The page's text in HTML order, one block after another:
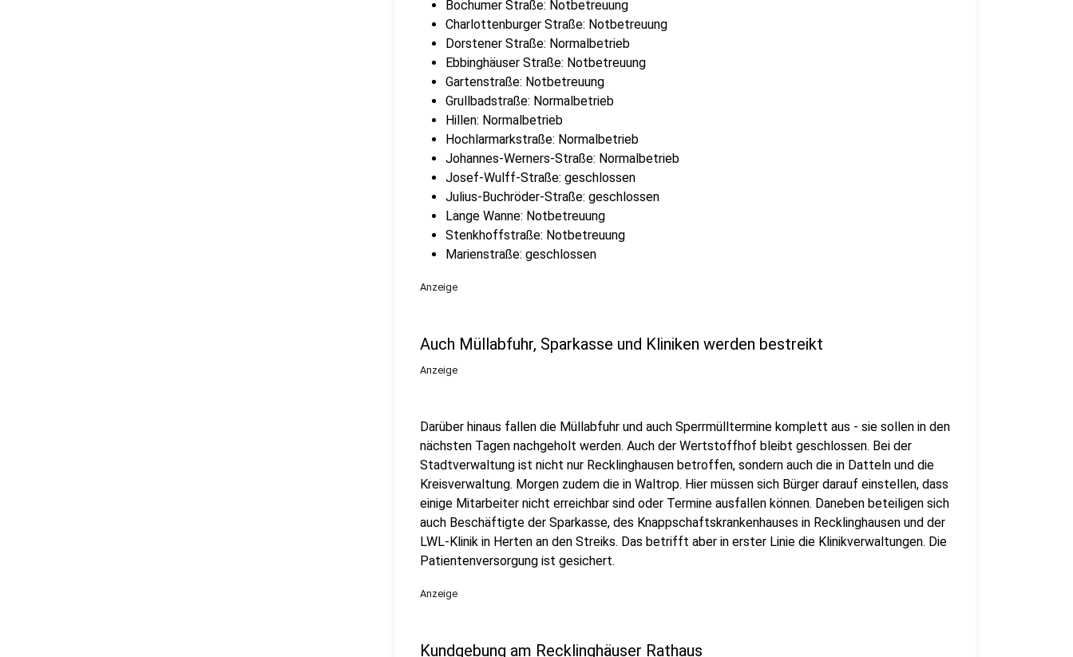
Bochumer Straße: Notbetreuung
Charlottenburger Straße: Notbetreuung
Dorstener Straße: Normalbetrieb
Ebbinghäuser Straße: Notbetreuung
Gartenstraße: Notbetreuung
Grullbadstraße: Normalbetrieb
Hillen: Normalbetrieb
Hochlarmarkstraße: Normalbetrieb
Johannes-Werners-Straße: Normalbetrieb
Josef-Wulff-Straße: geschlossen
Julius-Buchröder-Straße: geschlossen
Lange Wanne: Notbetreuung
Stenkhoffstraße: Notbetreuung
Marienstraße: geschlossen
Anzeige
Auch Müllabfuhr, Sparkasse und Kliniken werden bestreikt
Anzeige
Darüber hinaus fallen die Müllabfuhr und auch Sperrmülltermine komplett aus - sie sollen in den
nächsten Tagen nachgeholt werden. Auch der Wertstoffhof bleibt geschlossen. Bei der
Stadtverwaltung ist nicht nur Recklinghausen betroffen, sondern auch die in Datteln und die
Kreisverwaltung. Morgen zudem die in Waltrop. Hier müssen sich Bürger darauf einstellen, dass
einige Mitarbeiter nicht erreichbar sind oder Termine ausfallen können. Daneben beteiligen sich
auch Beschäftigte der Sparkasse, des Knappschaftskrankenhauses in Recklinghausen und der
LWL-Klinik in Herten an den Streiks. Das betrifft aber in erster Linie die Klinikverwaltungen. Die
Patientenversorgung ist gesichert.
Anzeige
Kundgebung am Recklinghäuser Rathaus